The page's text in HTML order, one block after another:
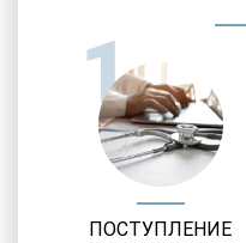
1
ПОСТУПЛЕНИЕ